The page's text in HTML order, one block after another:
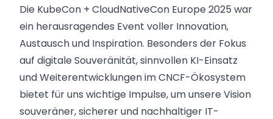
Die KubeCon + CloudNativeCon Europe 2025 war
ein herausragendes Event voller Innovation,
Austausch und Inspiration. Besonders der Fokus
auf digitale Souveränität, sinnvollen KI-Einsatz
und Weiterentwicklungen im CNCF-Ökosystem
bietet für uns wichtige Impulse, um unsere Vision
souveräner, sicherer und nachhaltiger IT-